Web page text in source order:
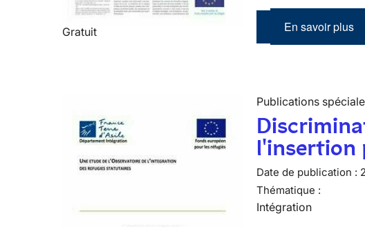
Gratuit En savoir plus
Publications
l'insertion
Date de publication :
Thématique :
Intégration